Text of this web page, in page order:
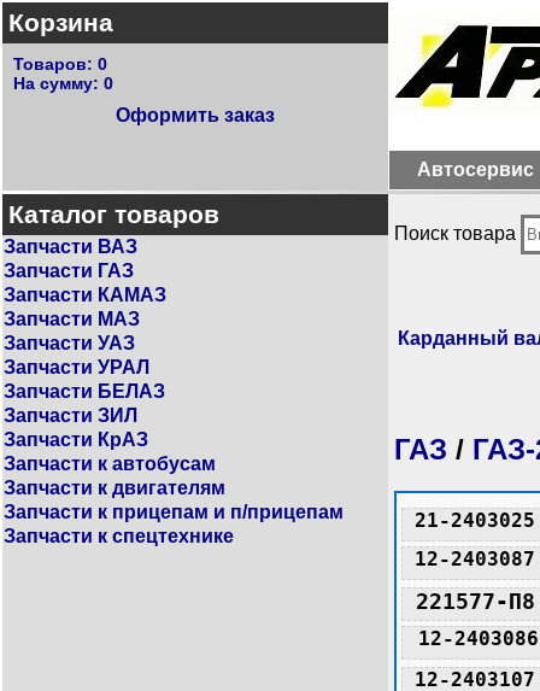
Корзина
Товаров: 0
На сумму: 0
Оформить заказ
Автосервис
Каталог товаров
Запчасти ВАЗ
Запчасти ГАЗ
Запчасти КАМАЗ
Запчасти МАЗ
Запчасти УАЗ
Запчасти УРАЛ
Запчасти БЕЛАЗ
Запчасти ЗИЛ
Запчасти КрАЗ
Запчасти к автобусам
Запчасти к двигателям
Запчасти к прицепам и п/прицепам
Запчасти к спецтехнике
Поиск товара
Карданный
ГАЗ / ГАЗ-
12-
12-2403087
12-2403107
21-2403025
221577-П8